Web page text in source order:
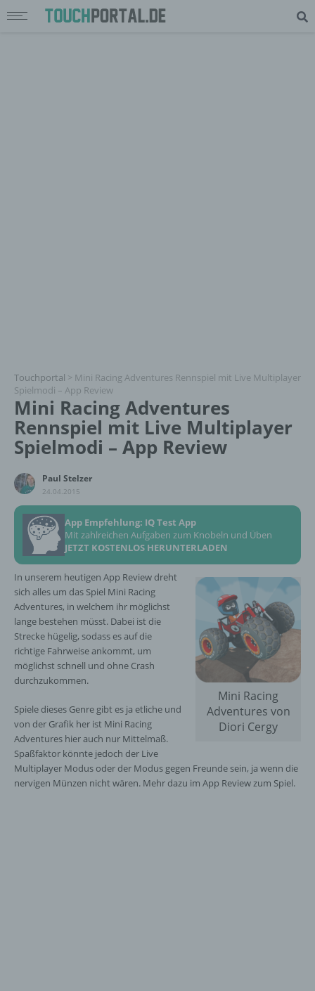
Touchportal > Mini Racing Adventures Rennspiel mit Live Multiplayer
Spielmodi – App Review
Mini Racing Adventures
Rennspiel mit Live Multiplayer
Spielmodi – App Review
Paul Stelzer
24.04.2015
App Empfehlung: IQ Test App
Mit zahlreichen Aufgaben zum Knobeln und Üben
JETZT KOSTENLOS HERUNTERLADEN
Mini Racing
Adventures von
Diori Cergy
In unserem heutigen App Review dreht
sich alles um das Spiel Mini Racing
Adventures, in welchem ihr möglichst
lange bestehen müsst. Dabei ist die
Strecke hügelig, sodass es auf die
richtige Fahrweise ankommt, um
möglichst schnell und ohne Crash
durchzukommen.
Spiele dieses Genre gibt es ja etliche und
von der Grafik her ist Mini Racing
Adventures hier auch nur Mittelmaß.
Spaßfaktor könnte jedoch der Live
Multiplayer Modus oder der Modus gegen Freunde sein, ja wenn die
nervigen Münzen nicht wären. Mehr dazu im App Review zum Spiel.